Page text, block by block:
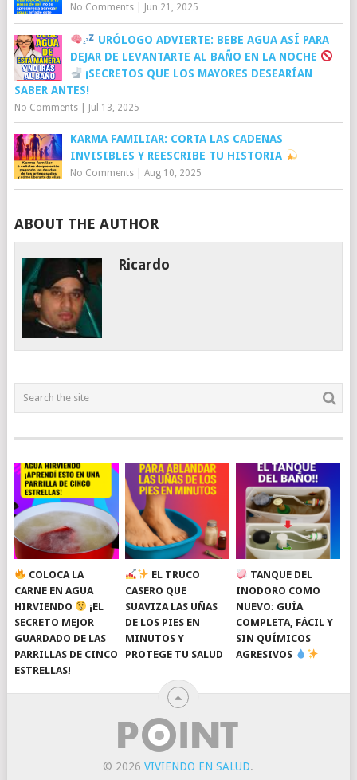
No Comments| Jun 21, 2025
URÓLOGO ADVIERTE: BEBE AGUA ASÍ PARA
DEJAR DE LEVANTARTE AL BAÑO EN LA NOCHE
¡SECRETOS QUE LOS MAYORES DESEARÍAN
SABER ANTES!
No Comments| Jul 13, 2025
KARMA FAMILIAR: CORTA LAS CADENAS
INVISIBLES Y REESCRIBE TU HISTORIA
No Comments| Aug 10, 2025
ABOUT THE AUTHOR
Ricardo
COLOCA LA
CARNE EN AGUA
HIRVIENDO
¡EL
SECRETO MEJOR
GUARDADO DE LAS
PARRILLAS DE CINCO
ESTRELLAS!
EL TRUCO
CASERO QUE
SUAVIZA LAS UÑAS
DE LOS PIES EN
MINUTOS Y
PROTEGE TU SALUD
TANQUE DEL
INODORO COMO
NUEVO: GUÍA
COMPLETA, FÁCIL Y
SIN QUÍMICOS
AGRESIVOS
© 2026VIVIENDO EN SALUD.